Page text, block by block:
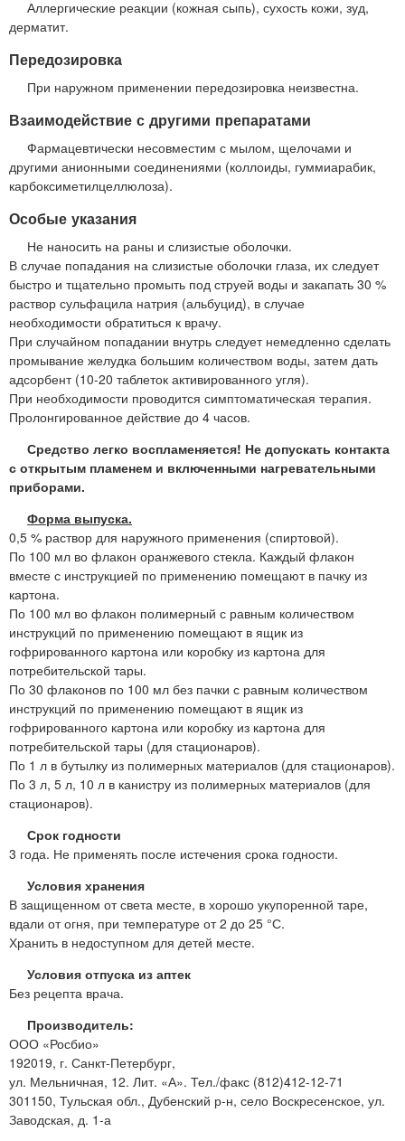
Аллергические реакции (кожная сыпь), сухость кожи, зуд,
дерматит.
Передозировка
При наружном применении передозировка неизвестна.
Взаимодействие с другими препаратами
Фармацевтически несовместим с мылом, щелочами и
другими анионными соединениями (коллоиды, гуммиарабик,
карбоксиметилцеллюлоза).
Особые указания
Не наносить на раны и слизистые оболочки.
В случае попадания на слизистые оболочки глаза, их следует
быстро и тщательно промыть под струей воды и закапать 30 %
раствор сульфацила натрия (альбуцид), в случае
необходимости обратиться к врачу.
При случайном попадании внутрь следует немедленно сделать
промывание желудка большим количеством воды, затем дать
адсорбент (10-20 таблеток активированного угля).
При необходимости проводится симптоматическая терапия.
Пролонгированное действие до 4 часов.
Средство легко воспламеняется! Не допускать контакта
с открытым пламенем и включенными нагревательными
приборами.
Форма выпуска.
0,5 % раствор для наружного применения (спиртовой).
По 100 мл во флакон оранжевого стекла. Каждый флакон
вместе с инструкцией по применению помещают в пачку из
картона.
По 100 мл во флакон полимерный с равным количеством
инструкций по применению помещают в ящик из
гофрированного картона или коробку из картона для
потребительской тары.
По 30 флаконов по 100 мл без пачки с равным количеством
инструкций по применению помещают в ящик из
гофрированного картона или коробку из картона для
потребительской тары (для стационаров).
По 1 л в бутылку из полимерных материалов (для стационаров).
По 3 л, 5 л, 10 л в канистру из полимерных материалов (для
стационаров).
Срок годности
3 года. Не применять после истечения срока годности.
Условия хранения
В защищенном от света месте, в хорошо укупоренной таре,
вдали от огня, при температуре от 2 до 25 °С.
Хранить в недоступном для детей месте.
Условия отпуска из аптек
Без рецепта врача.
Производитель:
ООО «Росбио»
192019, г. Санкт-Петербург,
ул. Мельничная, 12. Лит. «А». Тел./факс (812)412-12-71
301150, Тульская обл., Дубенский р-н, село Воскресенское, ул.
Заводская, д. 1-а